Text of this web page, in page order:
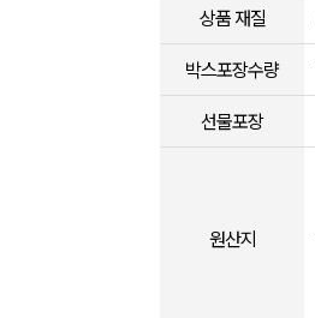
상품 재질
박스포장수량
선물포장
원산지